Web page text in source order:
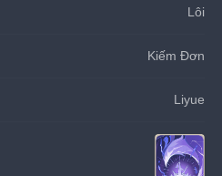
Lôi
Kiếm Đơn
Liyue